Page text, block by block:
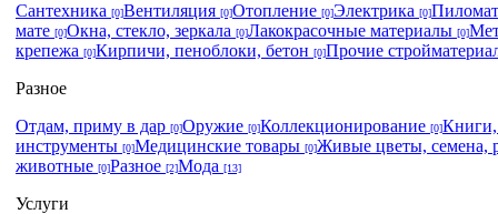
Сантехника [0]Вентиляция [0]Отопление [0]Электрика [0]
мате [0]Окна, стекло, зеркала [0]Лакокрасочные материалы [0]
крепежа [0]Кирпичи, пеноблоки, бетон [0]Прочие
Разное
Отдам, приму в дар [0]Оружие [0]Коллекционирование [0]
инструменты [0]Медицинские товары [0]Живые цветы, семена,
животные [0]Разное [2]Мода [13]
Услуги